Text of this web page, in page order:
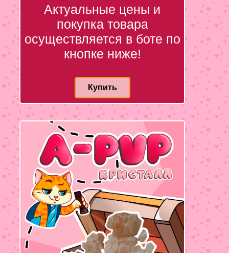
Актуальные цены и
покупка товара
осуществляется в боте по
кнопке ниже!
Купить